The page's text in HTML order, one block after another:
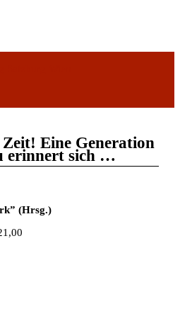
Eine Generation
erinnert sich …
(Hrsg.)